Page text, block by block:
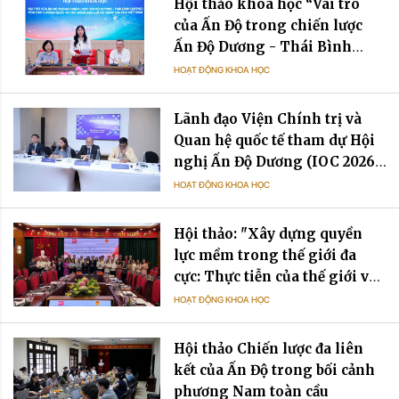
Hội thảo khoa học “Vai trò
của Ấn Độ trong chiến lược
Ấn Độ Dương - Thái Bình
Dương của các cường quốc và
tác động đến lợi ích quốc gia
của Việt Nam”
HOẠT ĐỘNG KHOA HỌC
Lãnh đạo Viện Chính trị và
Quan hệ quốc tế tham dự Hội
nghị Ấn Độ Dương (IOC 2026)
tại Mauritius
HOẠT ĐỘNG KHOA HỌC
Hội thảo: "Xây dựng quyền
lực mềm trong thế giới đa
cực: Thực tiễn của thế giới và
gợi mở cho Việt Nam”
HOẠT ĐỘNG KHOA HỌC
Hội thảo Chiến lược đa liên
kết của Ấn Độ trong bối cảnh
phương Nam toàn cầu